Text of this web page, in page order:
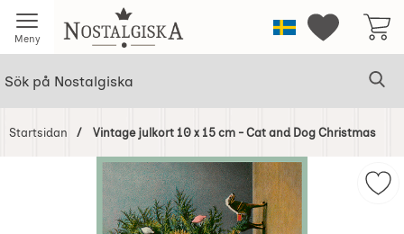
Meny Startsidan för NostalgiskaSverigeMina
Startsidan Vintage julkort 10 x 15 cm - Cat and Dog Christmas